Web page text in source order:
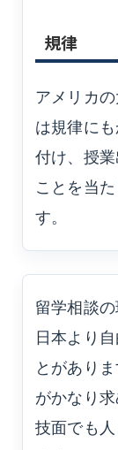
規律
アメリカ
は規律に
付け、授
ことを当
す。
留学相談
日本より
とがあり
がかなり
技面でも